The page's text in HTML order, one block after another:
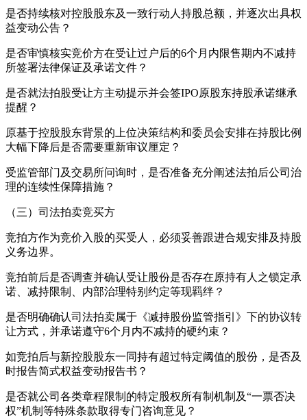
是否持续核对控股股东及一致行动人持股总额，并逐次出具权
益变动公告？
是否审慎核实竞价方在受让过户后的6个月内限售期内不减持
所签署法律保证及承诺文件？
是否就法拍股受让方主动提示并会签IPO原股东持股承诺继承
提醒？
原基于控股股东背景的上位决策结构和委员会安排在持股比例
大幅下降后是否需要重新审议厘定？
受监管部门及交易所问询时，是否准备充分阐述法拍后公司治
理的连续性保障措施？
（三）司法拍卖竞买方
竞拍方作为竞价入股的买受人，必须妥善跟进合规安排及持股
义务边界。
竞拍前后是否调查并确认受让股份是否存在原持有人之锁定承
诺、减持限制、内部治理特别约定等现羁绊？
是否明确确认司法拍卖属于《减持股份监管指引》下的协议转
让方式，并承诺遵守6个月内不减持的硬约束？
如竞拍后与新控股股东一同持有超过特定阈值的股份，是否及
时报告简式权益变动报告书？
是否就公司各类章程限制的特定股权所有制机制及“一票否决
权”机制等特殊条款取得专门咨询意见？